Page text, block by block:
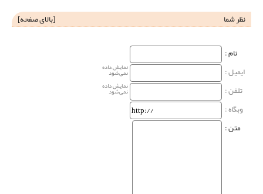
نظر شما [بالای صفحه]
نام‌ :
ایمیل :
نمایش داده
نمی‌شود
تلفن : نمایش داده
نمی‌شود
وبگاه‌ :
متن :